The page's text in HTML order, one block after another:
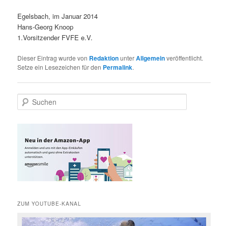
Egelsbach, im Januar 2014
Hans-Georg Knoop
1.Vorsitzender FVFE e.V.
Dieser Eintrag wurde von RedaktionunterAllgemeinveröffentlicht.
Setze ein Lesezeichen für den Permalink.
u
ZUM YOUTUBE-KANAL